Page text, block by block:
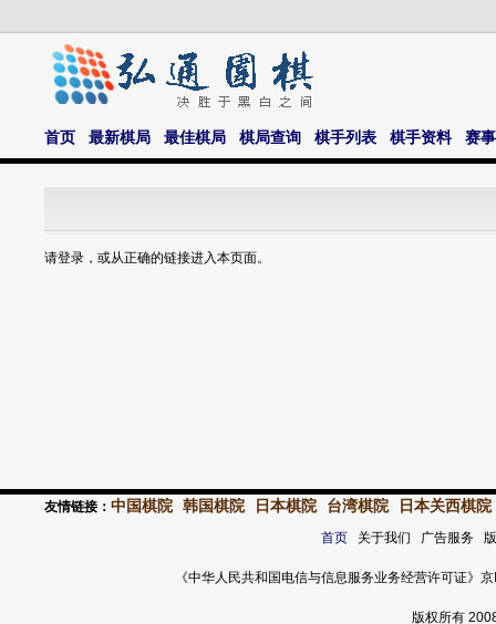
首页 最新棋局 最佳棋局 棋局查询 棋手列表 棋手资料 赛
请登录，或从正确的链接进入本页面。
友情链接： 中国棋院 韩国棋院 日本棋院 台湾棋院 日本关西棋院
首页关于我们 广告服务
《中华人民共和国电信与信息服务业务经营许可证
版权所有